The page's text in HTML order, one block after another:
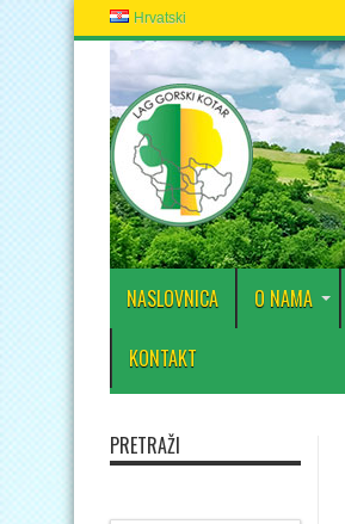
Hrvatski
NASLOVNICA O NAMA
KONTAKT
PRETRAŽI